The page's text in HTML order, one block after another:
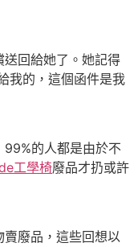
回給她了。她記得
我的，這個函件是我
的人都是由於不
工學椅廢品才扔或許
廢品，這些回想以